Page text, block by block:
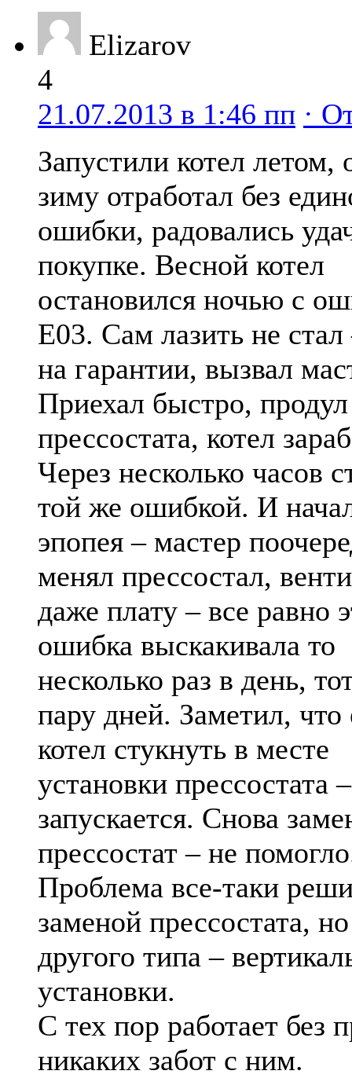
Elizarov
4
21.07.2013 в 1:46 пп ·
Запустили котел летом,
зиму отработал без
ошибки, радовались
покупке. Весной котел
остановился ночью с
Е03. Сам лазить не стал
на гарантии, вызвал
Приехал быстро,
прессостата, котел
Через несколько часов
той же ошибкой. И
эпопея – мастер
менял прессостал,
даже плату – все равно
ошибка выскакивала то
несколько раз в день,
пару дней. Заметил, что
котел стукнуть в месте
установки прессостата
запускается. Снова
прессостат – не
Проблема все-таки
заменой прессостата,
другого типа –
установки.
С тех пор работает без
никаких забот с ним.